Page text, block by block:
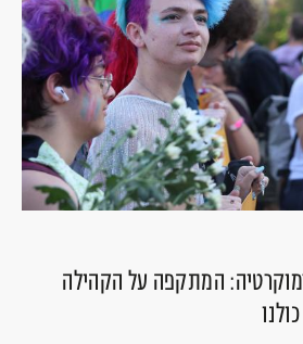
המתקפה על הקהילה